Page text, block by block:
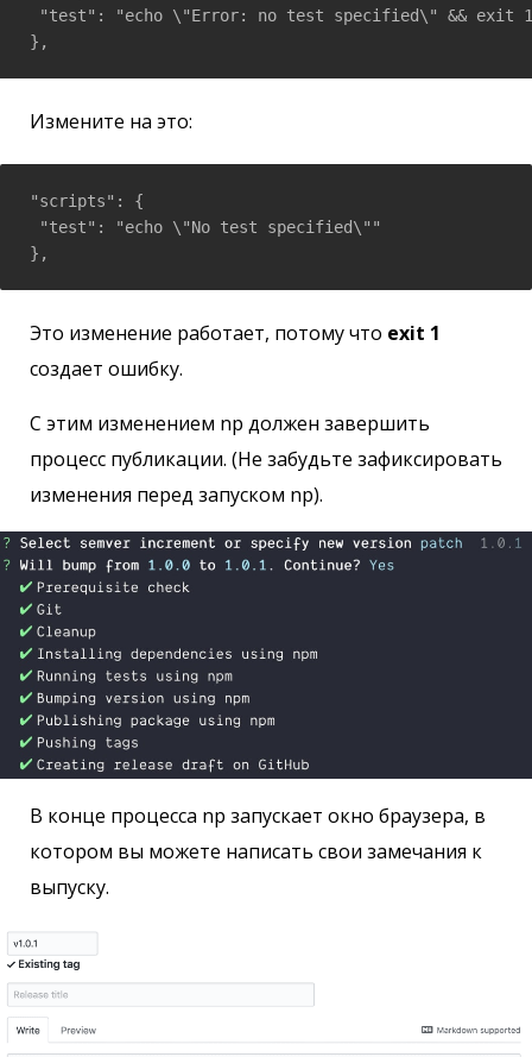
"test": "echo \"Error: no test specified\" && exit
},
Измените на это:
"scripts": {
"test": "echo \"No test specified\""
},
Это изменение работает, потому что exit 1
создает ошибку.
С этим изменением np должен завершить
процесс публикации. (Не забудьте зафиксировать
изменения перед запуском np).
В конце процесса np запускает окно браузера, в
котором вы можете написать свои замечания к
выпуску.